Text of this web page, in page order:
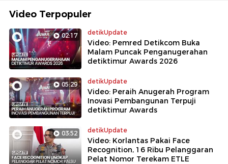
Video Terpopuler
02:17 detikUpdate
Video: Pemred Detikcom Buka
Malam Puncak Penganugerahan
detiktimur Awards 2026
05:29 detikUpdate
Video: Peraih Anugerah Program
Inovasi Pembangunan Terpuji
detiktimur Awards
03:52 detikUpdate
Video: Korlantas Pakai Face
Recognition, 16 Ribu Pelanggaran
Pelat Nomor Terekam ETLE